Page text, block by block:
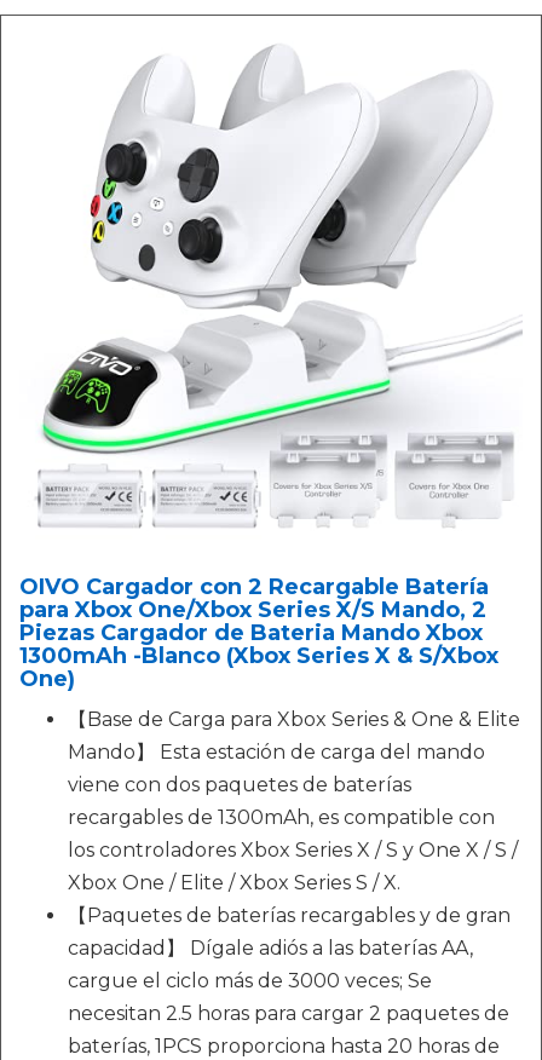
OIVO Cargador con 2 Recargable Batería
para Xbox One/Xbox Series X/S Mando, 2
Piezas Cargador de Bateria Mando Xbox
1300mAh -Blanco (Xbox Series X & S/Xbox
One)
【Base de Carga para Xbox Series & One & Elite
Mando】 Esta estación de carga del mando
viene con dos paquetes de baterías
recargables de 1300mAh, es compatible con
los controladores Xbox Series X / S y One X / S /
Xbox One / Elite / Xbox Series S / X.
【Paquetes de baterías recargables y de gran
capacidad】 Dígale adiós a las baterías AA,
cargue el ciclo más de 3000 veces; Se
necesitan 2.5 horas para cargar 2 paquetes de
baterías, 1PCS proporciona hasta 20 horas de